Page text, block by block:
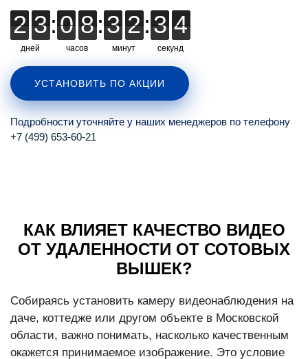
дней
2
2 3
3:
часов
0
0 8
8:
минут
3
3 2
2:
секунд
3
3
3 3
3
3
УСТАНОВИТЬ ПО АКЦИИ
Подробности уточняйте у наших менеджеров по телефону
+7 (499) 653-60-21
КАК ВЛИЯЕТ КАЧЕСТВО ВИДЕО
ОТ УДАЛЕННОСТИ ОТ СОТОВЫХ
ВЫШЕК?
Собираясь установить камеру видеонаблюдения на
даче, коттедже или другом объекте в Московской
области, важно понимать, насколько качественным
окажется принимаемое изображение. Это условие